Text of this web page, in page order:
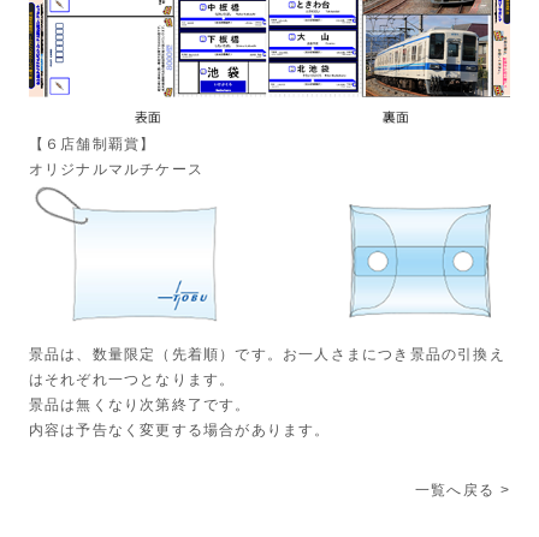
【６店舗制覇賞】
オリジナルマルチケース
景品は、数量限定（先着順）です。お一人さまにつき景品の引換え
はそれぞれ一つとなります。
景品は無くなり次第終了です。
内容は予告なく変更する場合があります。
一覧へ戻る